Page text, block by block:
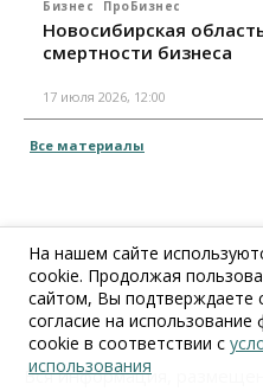
Бизнес ПроБизнес
Новосибирская
смертности бизнеса
17 июля 2026, 12:00
Все материалы
Вся информация,
На нашем сайте
cookie. Продолжая
сайтом, Вы подтверждаете
согласие на использование
cookie в соответствии с
использования